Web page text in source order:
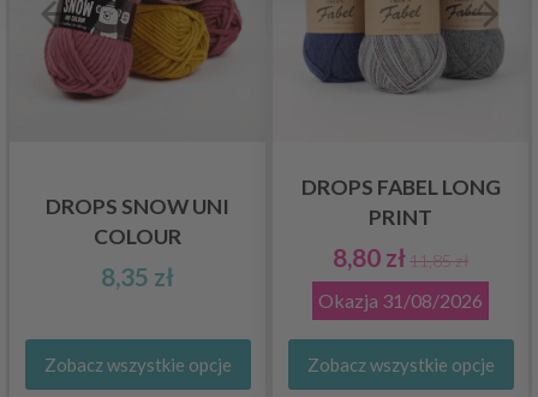
DROPS SNOW UNI
COLOUR
8,35 zł
Zobacz wszystkie opcje
DROPS FABEL LONG
PRINT
8,80 zł11,85 zł
Okazja 31/08/2026
Zobacz wszystkie opcje